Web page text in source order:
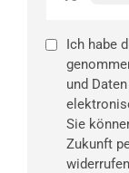
Ich habe
und
Sie
Zukunft